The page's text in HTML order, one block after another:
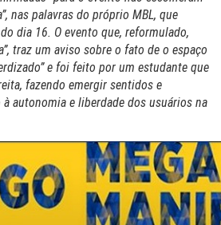
nas palavras do próprio MBL, que
dia 16. O evento que, reformulado,
traz um aviso sobre o fato de o espaço
e foi feito por um estudante que
fazendo emergir sentidos e
autonomia e liberdade dos usuários na